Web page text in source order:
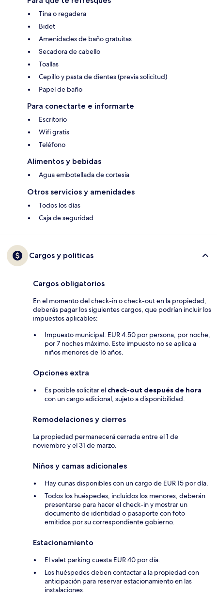
Tina o regadera
Bidet
Amenidades de baño gratuitas
Secadora de cabello
Toallas
Cepillo y pasta de dientes (previa solicitud)
Papel de baño
Para conectarte e informarte
Escritorio
Wifi gratis
Teléfono
Alimentos y bebidas
Agua embotellada de cortesía
Otros servicios y amenidades
Todos los días
Caja de seguridad
Cargos y políticas
Cargos obligatorios
En el momento del check-in o check-out en la propiedad,
deberás pagar los siguientes cargos, que podrían incluir los
impuestos aplicables:
Impuesto municipal: EUR 4.50 por persona, por noche,
por 7 noches máximo. Este impuesto no se aplica a
niños menores de 16 años.
Opciones extra
Es posible solicitar el check-out después de hora
con un cargo adicional, sujeto a disponibilidad.
Remodelaciones y cierres
La propiedad permanecerá cerrada entre el 1 de
noviembre y el 31 de marzo.
Niños y camas adicionales
Hay cunas disponibles con un cargo de EUR 15 por día.
Todos los huéspedes, incluidos los menores, deberán
presentarse para hacer el check-in y mostrar un
documento de identidad o pasaporte con foto
emitidos por su correspondiente gobierno.
Estacionamiento
El valet parking cuesta EUR 40 por día.
Los huéspedes deben contactar a la propiedad con
anticipación para reservar estacionamiento en las
instalaciones.